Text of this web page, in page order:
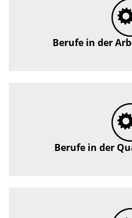
Berufe in der
Berufe in der